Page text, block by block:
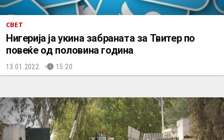
СВЕТ
Нигерија ја укина забраната за Твитер по
повеќе од половина година
13.01.2022. 15:20